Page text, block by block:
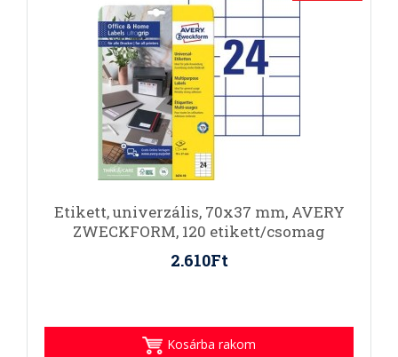
Etikett, univerzális, 70x37 mm, AVERY
ZWECKFORM, 120 etikett/csomag
2.610Ft
Kosárba rakom